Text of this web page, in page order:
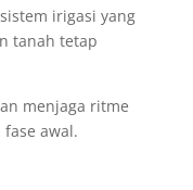
irigasi yang
tanah tetap
menjaga ritme
awal.